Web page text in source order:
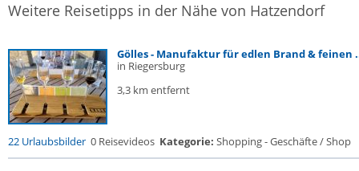
Weitere Reisetipps in der Nähe von Hatzendorf
Gölles - Manufaktur für edlen Brand & feinen
in Riegersburg
3,3 km entfernt
22 Urlaubsbilder 0 Reisevideos Kategorie: Shopping - Geschäfte / Shop